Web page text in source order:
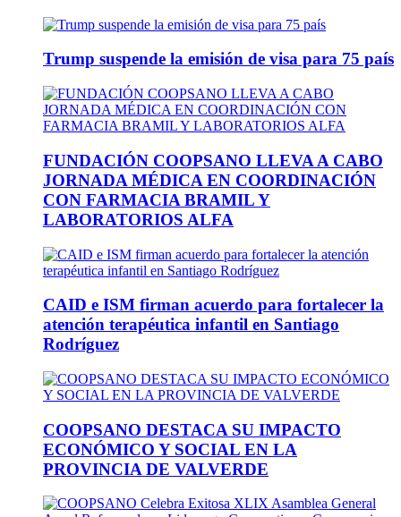
Trump suspende la emisión de visa para 75 país
FUNDACIÓN COOPSANO LLEVA A CABO
JORNADA MÉDICA EN COORDINACIÓN
CON FARMACIA BRAMIL Y
LABORATORIOS ALFA
CAID e ISM firman acuerdo para fortalecer la
atención terapéutica infantil en Santiago
Rodríguez
COOPSANO DESTACA SU IMPACTO
ECONÓMICO Y SOCIAL EN LA
PROVINCIA DE VALVERDE